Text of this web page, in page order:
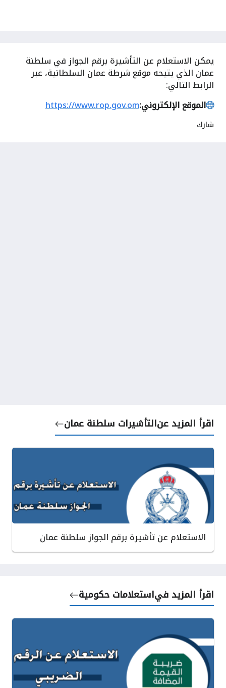
يمكن الاستعلام عن التأشيرة برقم الجواز في سلطنة
عمان الذي يتيحه موقع شرطة عمان السلطانية، عبر
الرابط التالي:
الموقع الإلكتروني:https://www.rop.gov.om
شارك
اقرأ المزيد عنالتأشيرات سلطنة عمان
الاستعلام عن تأشيرة برقم الجواز سلطنة عمان
اقرأ المزيد فياستعلامات حكومية